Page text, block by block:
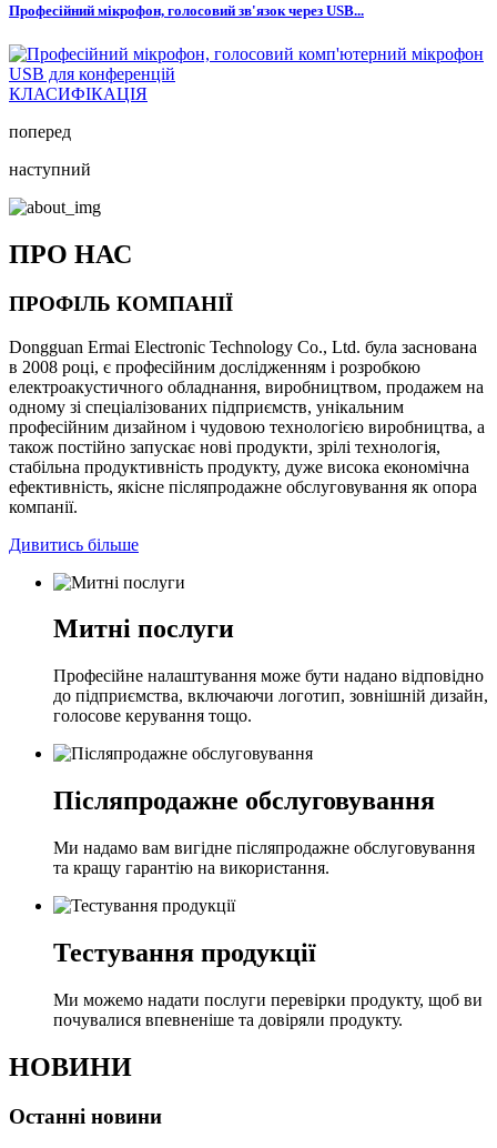
Професійний мікрофон, голосовий зв'язок через USB...
КЛАСИФІКАЦІЯ
поперед
наступний
ПРО НАС
ПРОФІЛЬ КОМПАНІЇ
Dongguan Ermai Electronic Technology Co., Ltd. була заснована
в 2008 році, є професійним дослідженням і розробкою
електроакустичного обладнання, виробництвом, продажем на
одному зі спеціалізованих підприємств, унікальним
професійним дизайном і чудовою технологією виробництва, а
також постійно запускає нові продукти, зрілі технологія,
стабільна продуктивність продукту, дуже висока економічна
ефективність, якісне післяпродажне обслуговування як опора
компанії.
Дивитись більше
Митні послуги
Професійне налаштування може бути надано відповідно
до підприємства, включаючи логотип, зовнішній дизайн,
голосове керування тощо.
Післяпродажне обслуговування
Ми надамо вам вигідне післяпродажне обслуговування
та кращу гарантію на використання.
Тестування продукції
Ми можемо надати послуги перевірки продукту, щоб ви
почувалися впевненіше та довіряли продукту.
НОВИНИ
Останні новини